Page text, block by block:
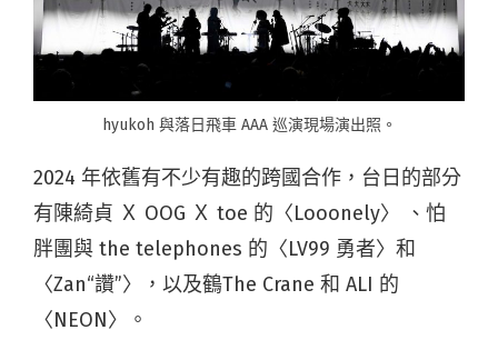
hyukoh 與落日飛車 AAA 巡演現場演出照。
2024 年依舊有不少有趣的跨國合作，台日的部分
有陳綺貞 Ｘ OOG Ｘ toe 的〈Looonely〉 、怕
胖團與 the telephones 的〈LV99 勇者〉和
〈Zan“讚”〉，以及鶴The Crane 和 ALI 的
〈NEON〉。